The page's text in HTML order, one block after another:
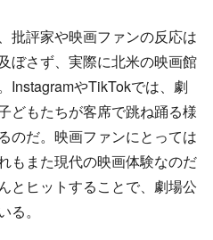
批評家や映画ファンの反応は
ぼさず、実際に北米の映画館
InstagramやTikTokでは、劇
どもたちが客席で跳ね踊る様
のだ。映画ファンにとっては
もまた現代の映画体験なのだ
とヒットすることで、劇場公
。